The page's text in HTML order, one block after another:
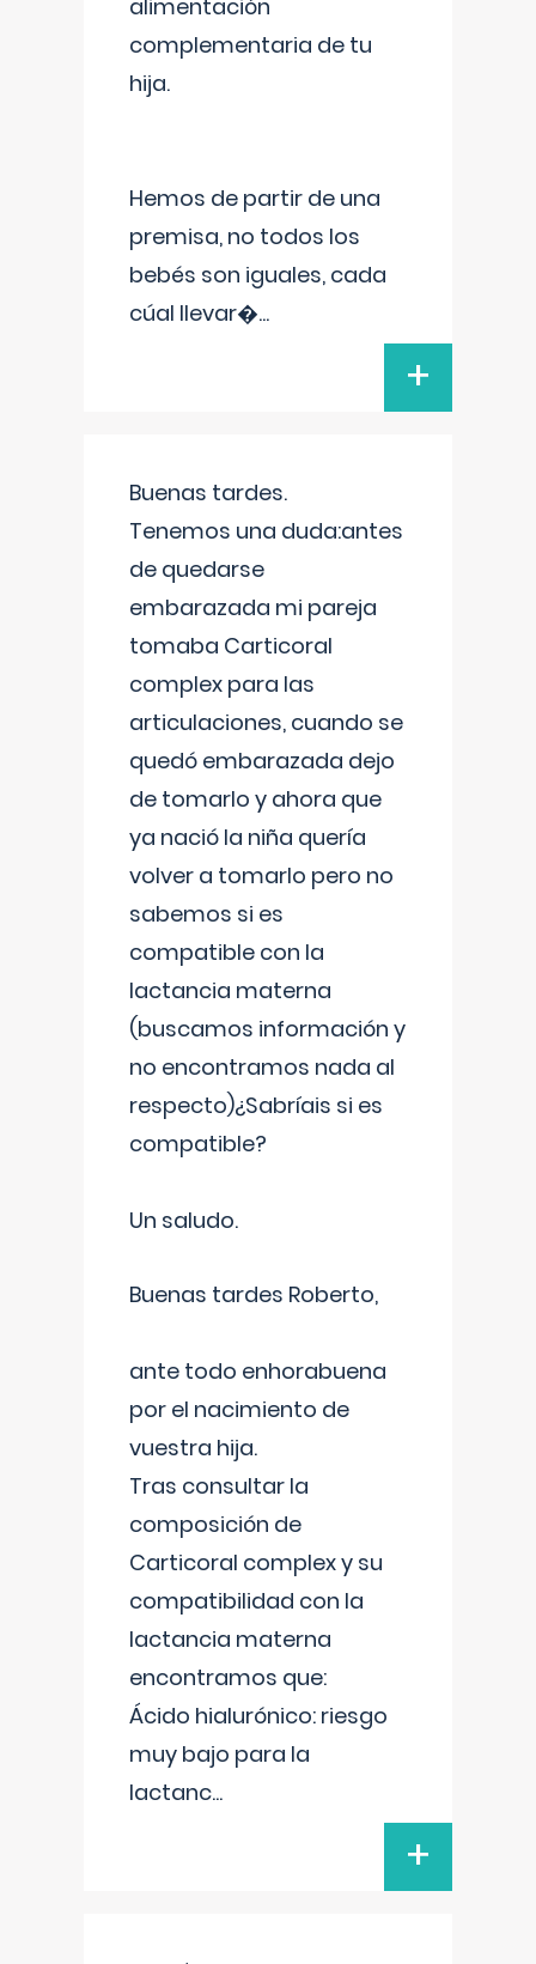
alimentación
complementaria de tu
hija.
Hemos de partir de una
premisa, no todos los
bebés son iguales, cada
cúal llevar�...
+
Buenas tardes.
Tenemos una duda:antes
de quedarse
embarazada mi pareja
tomaba Carticoral
complex para las
articulaciones, cuando se
quedó embarazada dejo
de tomarlo y ahora que
ya nació la niña quería
volver a tomarlo pero no
sabemos si es
compatible con la
lactancia materna
(buscamos información y
no encontramos nada al
respecto)¿Sabríais si es
compatible?
Un saludo.
Buenas tardes Roberto,
ante todo enhorabuena
por el nacimiento de
vuestra hija.
Tras consultar la
composición de
Carticoral complex y su
compatibilidad con la
lactancia materna
encontramos que:
Ácido hialurónico: riesgo
muy bajo para la
lactanc...
+